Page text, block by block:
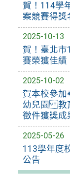
賀！114學
案競賽得獎
2025-10-13
賀！臺北市
賽榮獲佳績
2025-10-02
賀本校參加
幼兒園 教
徵件獲獎成
2025-05-26
113學年度
公告